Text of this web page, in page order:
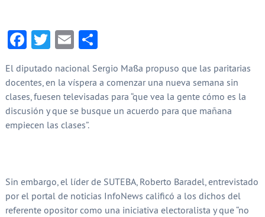
Facebook
Twitter
EmailCompartir
El diputado nacional Sergio Massa propuso que las paritarias
docentes, en la víspera a comenzar una nueva semana sin
clases, fuesen televisadas para “que vea la gente cómo es la
discusión y que se busque un acuerdo para que mañana
empiecen las clases”.
Sin embargo, el líder de SUTEBA, Roberto Baradel, entrevistado
por el portal de noticias InfoNews calificó a los dichos del
referente opositor como una iniciativa electoralista y que “no